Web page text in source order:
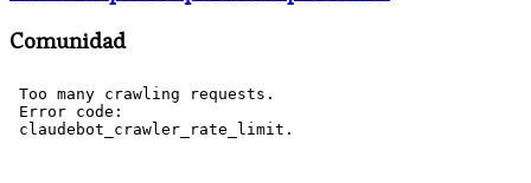
Comunidad